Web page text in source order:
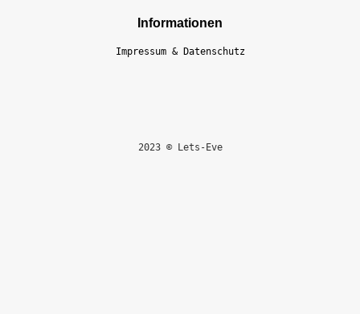
Informationen
Impressum & Datenschutz
2023 © Lets-Eve